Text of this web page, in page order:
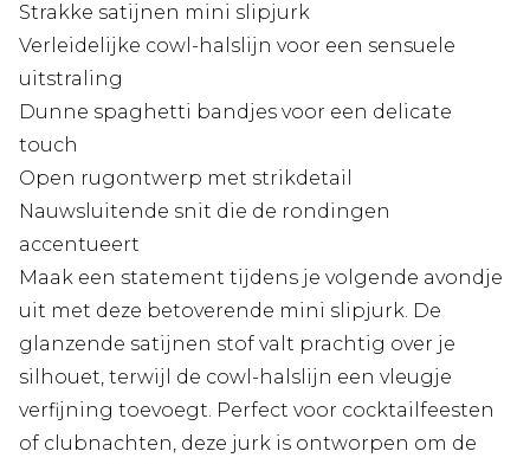
Strakke satijnen mini slipjurk
Verleidelijke cowl-halslijn voor een sensuele
uitstraling
Dunne spaghetti bandjes voor een delicate
touch
Open rugontwerp met strikdetail
Nauwsluitende snit die de rondingen
accentueert
Maak een statement tijdens je volgende avondje
uit met deze betoverende mini slipjurk. De
glanzende satijnen stof valt prachtig over je
silhouet, terwijl de cowl-halslijn een vleugje
verfijning toevoegt. Perfect voor cocktailfeesten
of clubnachten, deze jurk is ontworpen om de